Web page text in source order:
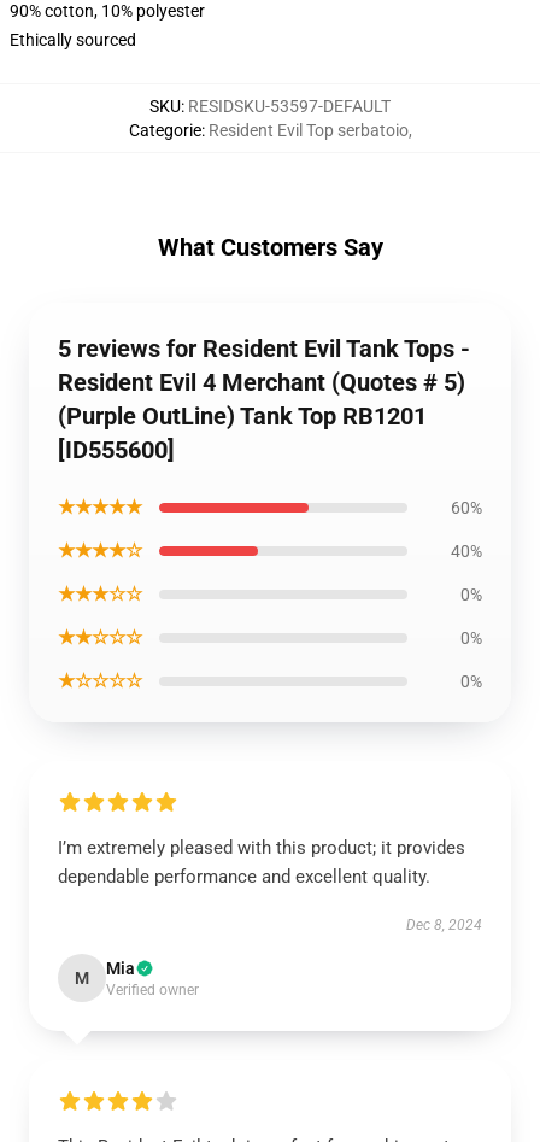
90% cotton, 10% polyester
Ethically sourced
SKU: RESIDSKU-53597-DEFAULT
Categorie: Resident Evil Top serbatoio,
What Customers Say
5 reviews for Resident Evil Tank Tops -
Resident Evil 4 Merchant (Quotes # 5)
(Purple OutLine) Tank Top RB1201
[ID555600]
★★★★★ 60%
★★★★☆ 40%
★★★☆☆ 0%
★★☆☆☆ 0%
★☆☆☆☆ 0%
I’m extremely pleased with this product; it provides
dependable performance and excellent quality.
Dec 8, 2024
M Mia
Verified owner